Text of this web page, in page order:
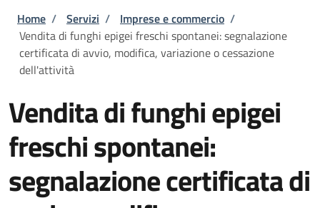
Briciole di pane
Home / Servizi / Imprese e commercio /
Vendita di funghi epigei freschi spontanei: segnalazione
certificata di avvio, modifica, variazione o cessazione
dell'attività
Vendita di funghi epigei
freschi spontanei:
segnalazione certificata di